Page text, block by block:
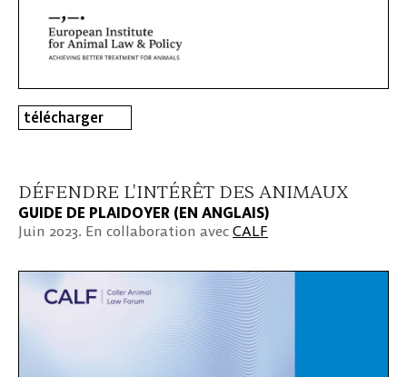
télécharger
DÉFENDRE L'INTÉRÊT DES ANIMAUX
GUIDE DE PLAIDOYER (EN ANGLAIS)
Juin 2023. En collaboration avec CALF